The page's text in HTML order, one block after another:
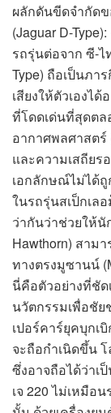
ผลักดันขีดจำกัด
(Jaguar D-
รถรุ่นต่อจาก ซี-ไ
Type) ถือเป็นภา
เสียงให้ตัวเองไ
ที่โดดเด่นที่สุดต
อากาศพลศาสตร์
และความเสถียร
เอกลักษณ์ไม่ได้ถู
ในรถรุ่นสเป็กเล
ว่ากันว่าช่วยให้นั
Hawthorn) สาม
ทางตรงมูซานน์
นี่คือตัวอย่างที่ชัด
นวัตกรรมเพื่อชัย
เปอร์คาร์ยุคบุกเ
จะถือกำเนิดขึ้น โ
ซึ่งอาจถือได้ว่าเ
เจ 220 ไม่เหมือ